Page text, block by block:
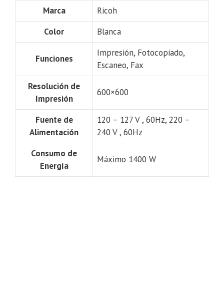
Marca
Ricoh
Color
Blanca
Funciones
Impresión, Fotocopiado,
Escaneo, Fax
Resolución de
Impresión
600×600
Fuente de
Alimentación
120 – 127 V , 60Hz, 220 –
240 V , 60Hz
Consumo de
Energía
Máximo 1400 W